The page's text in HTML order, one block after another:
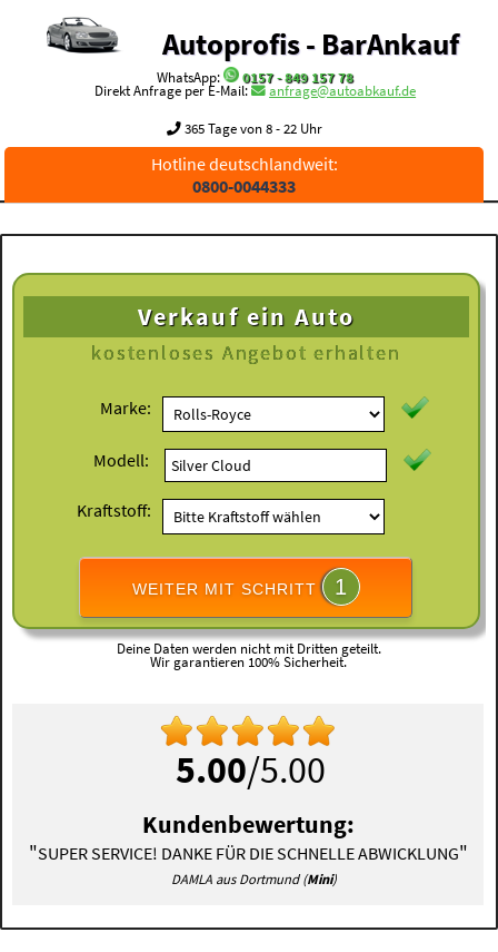
Autoprofis - BarAnkauf
WhatsApp:
0157 - 849 157 78
Direkt Anfrage per E-Mail:
anfrage@autoabkauf.de
365 Tage von 8 - 22 Uhr
Hotline deutschlandweit:
0800-0044333
Verkauf ein Auto
kostenloses Angebot erhalten
Marke:
Modell:
Kraftstoff:
WEITER MIT SCHRITT 1
Deine Daten werden nicht mit Dritten geteilt.
Wir garantieren 100% Sicherheit.
5.00/5.00
Kundenbewertung:
"SUPER SERVICE! DANKE FÜR DIE SCHNELLE ABWICKLUNG"
DAMLA aus Dortmund (Mini)